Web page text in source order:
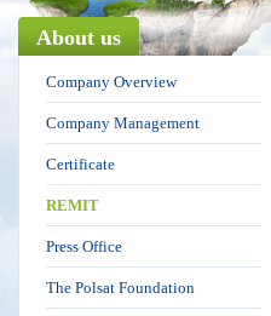
About us
Company Overview
Company Management
Certificate
REMIT
Press Office
The Polsat Foundation